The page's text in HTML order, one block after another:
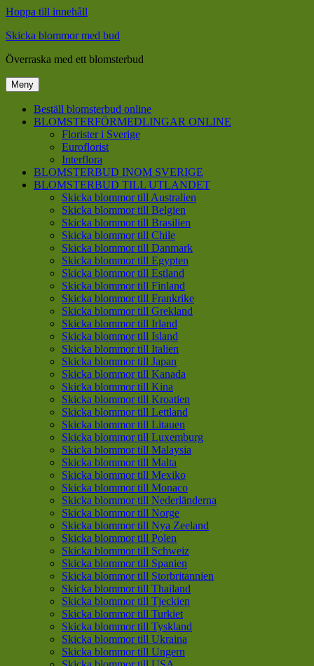
Hoppa till innehåll
Skicka blommor med bud
Överraska med ett blomsterbud
Meny
Beställ blomsterbud online
BLOMSTERFÖRMEDLINGAR ONLINE
Florister i Sverige
Euroflorist
Interflora
BLOMSTERBUD INOM SVERIGE
BLOMSTERBUD TILL UTLANDET
Skicka blommor till Australien
Skicka blommor till Belgien
Skicka blommor till Brasilien
Skicka blommor till Chile
Skicka blommor till Danmark
Skicka blommor till Egypten
Skicka blommor till Estland
Skicka blommor till Finland
Skicka blommor till Frankrike
Skicka blommor till Grekland
Skicka blommor till Irland
Skicka blommor till Island
Skicka blommor till Italien
Skicka blommor till Japan
Skicka blommor till Kanada
Skicka blommor till Kina
Skicka blommor till Kroatien
Skicka blommor till Lettland
Skicka blommor till Litauen
Skicka blommor till Luxemburg
Skicka blommor till Malaysia
Skicka blommor till Malta
Skicka blommor till Mexiko
Skicka blommor till Monaco
Skicka blommor till Nederländerna
Skicka blommor till Norge
Skicka blommor till Nya Zeeland
Skicka blommor till Polen
Skicka blommor till Schweiz
Skicka blommor till Spanien
Skicka blommor till Storbritannien
Skicka blommor till Thailand
Skicka blommor till Tjeckien
Skicka blommor till Turkiet
Skicka blommor till Tyskland
Skicka blommor till Ukraina
Skicka blommor till Ungern